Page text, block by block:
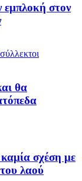
εμπλοκή στον
θα
σχέση με
λαού